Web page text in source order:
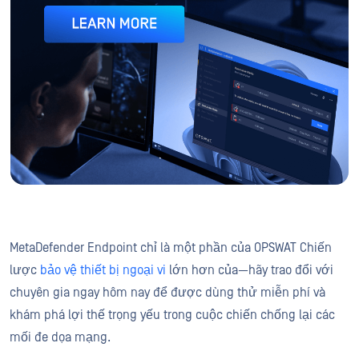
MetaDefender Endpoint chỉ là một phần của OPSWAT Chiến
lược bảo vệ thiết bị ngoại vi lớn hơn của—hãy trao đổi với
chuyên gia ngay hôm nay để được dùng thử miễn phí và
khám phá lợi thế trọng yếu trong cuộc chiến chống lại các
mối đe dọa mạng.